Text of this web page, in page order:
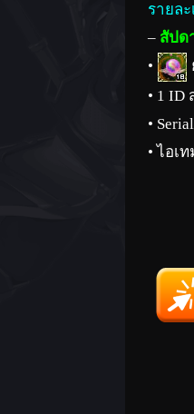
รายล
– สัปด
•
• 1 ID
•
• ไอเ